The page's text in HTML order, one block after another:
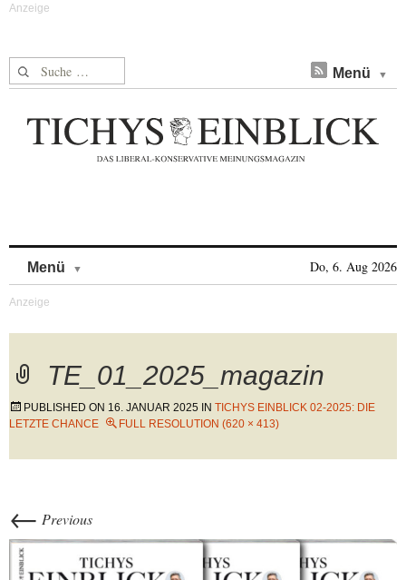
Suche nach: Menü
Menü Do, 6. Aug 2026
TE_01_2025_magazin
PUBLISHED ON 16. JANUAR 2025 IN TICHYS EINBLICK 02-2025: DIE
LETZTE CHANCE
FULL RESOLUTION (620 × 413)
← Previous